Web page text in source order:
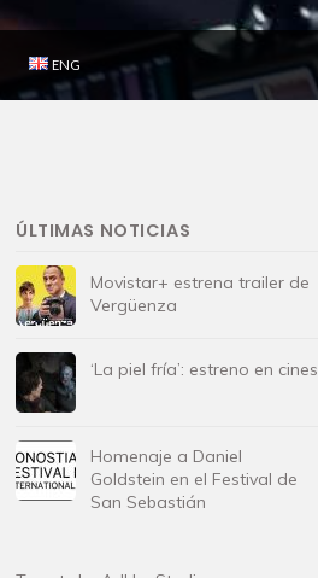
ENG
ÚLTIMAS NOTICIAS
Movistar+ estrena trailer de
Vergüenza
‘La piel fría’: estreno en cines
Homenaje a Daniel
Goldstein en el Festival de
San Sebastián